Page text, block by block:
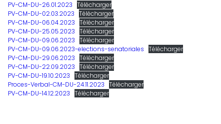
PV-CM-DU-26.01.2023 Télécharger
PV-CM-DU-02.03.2023 Télécharger
PV-CM-DU-06.04.2023 Télécharger
PV-CM-DU-25.05.2023 Télécharger
PV-CM-DU-09.06.2023 Télécharger
PV-CM-DU-09.06.2023-elections-senatoriales Télécharger
PV-CM-DU-29.06.2023 Télécharger
PV-CM-DU-22.09.2023 Télécharger
PV-CM-DU-19.10.2023 Télécharger
Proces-Verbal-CM-DU-24.11.2023 Télécharger
PV-CM-DU-14.12.2023 Télécharger